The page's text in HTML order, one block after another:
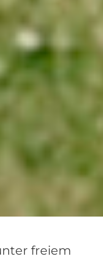
freiem